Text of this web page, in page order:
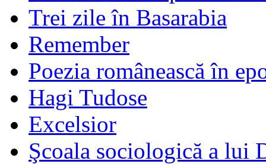
Trei zile în Basarabia
Remember
Poezia românească în
Hagi Tudose
Excelsior
Şcoala sociologică a lui